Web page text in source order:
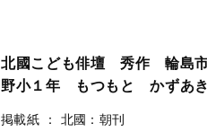
北國こども俳壇 秀作 輪島
野小１年 もつもと かずあき
掲載紙 ：
北國：朝刊